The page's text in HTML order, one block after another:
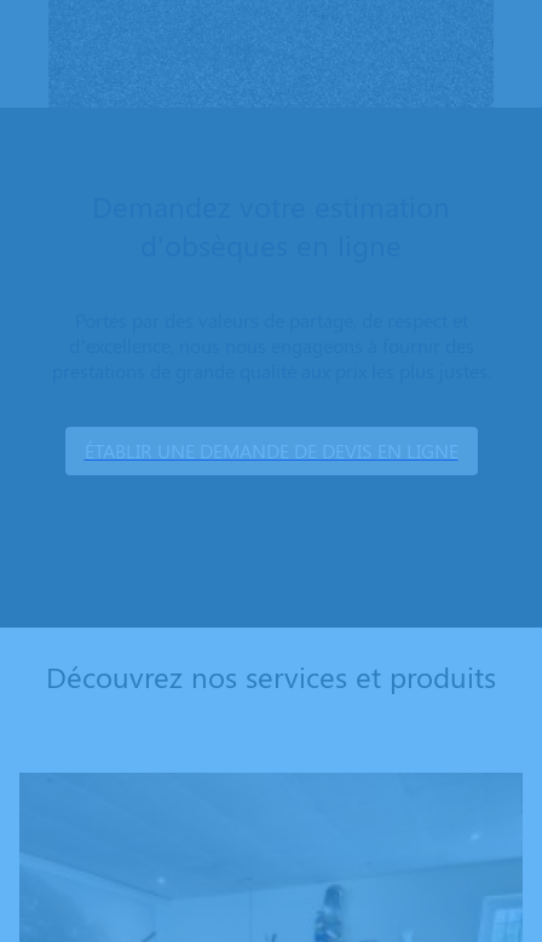
ÉTABLIR UNE DEMANDE DE DEVIS EN LIGNE
Découvrez nos services et produits